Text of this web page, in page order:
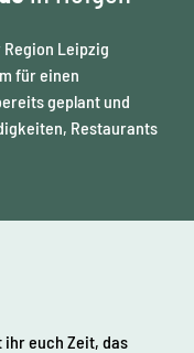
Leipzig
für einen
geplant und
Restaurants
ihr euch Zeit, das